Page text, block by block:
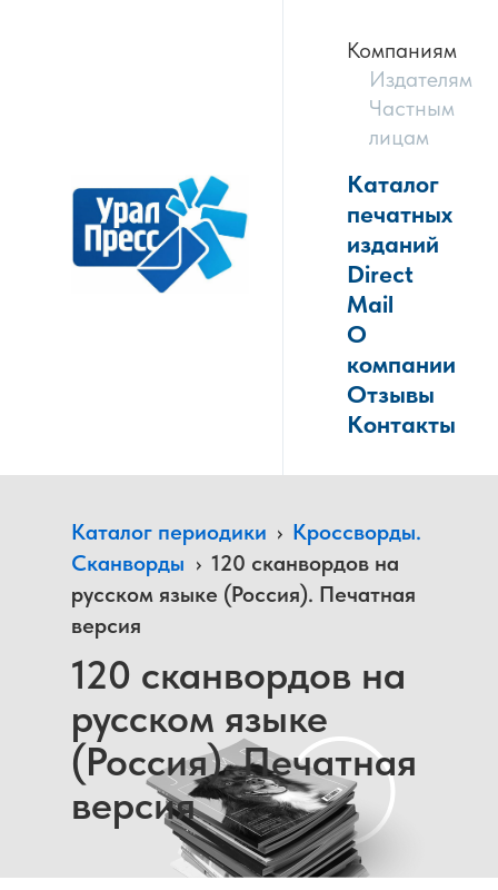
Компаниям
Издателям
Частным
лицам
Каталог
печатных
изданий
Direct
Mail
О
компании
Отзывы
Контакты
Каталог периодики › Кроссворды.
Сканворды › 120 сканвордов на
русском языке (Россия). Печатная
версия
120 сканвордов на
русском языке
(Россия). Печатная
версия